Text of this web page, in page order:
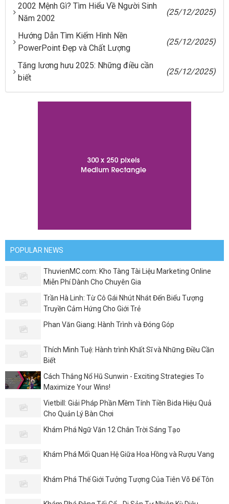
2002 Mệnh Gì? Tìm Hiểu Về Người Sinh
Năm 2002
(25/12/2025)
Hướng Dẫn Tìm Kiếm Hình Nền
PowerPoint Đẹp và Chất Lượng
(25/12/2025)
Tăng lương hưu 2025: Những điều cần
biết
(25/12/2025)
POPULAR NEWS
ThuvienMC.com: Kho Tàng Tài Liệu Marketing Online
Miễn Phí Dành Cho Chuyên Gia
Trần Hà Linh: Từ Cô Gái Nhút Nhát Đến Biểu Tượng
Truyền Cảm Hứng Cho Giới Trẻ
Phan Văn Giang: Hành Trình và Đóng Góp
Thích Minh Tuệ: Hành trình Khất Sĩ và Những Điều Cần
Biết
Cách Thắng Nổ Hũ Sunwin - Exciting Strategies To
Maximize Your Wins!
Vietbill: Giải Pháp Phần Mềm Tính Tiền Bida Hiệu Quả
Cho Quản Lý Bàn Chơi
Khám Phá Ngữ Văn 12 Chân Trời Sáng Tạo
Khám Phá Mối Quan Hệ Giữa Hoa Hồng và Rượu Vang
Khám Phá Thế Giới Tưởng Tượng Của Tiên Võ Đế Tôn